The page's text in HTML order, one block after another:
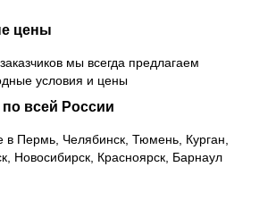
цены
мы всегда предлагаем
условия и цены
по всей России
в Пермь, Челябинск, Тюмень, Курган,
Новосибирск, Красноярск, Барнаул